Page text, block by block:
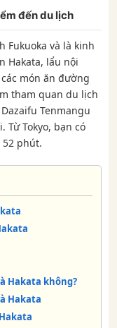
đến du lịch
Fukuoka và là kinh
Hakata, lẩu nội
món ăn đường
tham quan du lịch
Tenmangu
Từ Tokyo, bạn có
phút.
Hakata không?
Hakata